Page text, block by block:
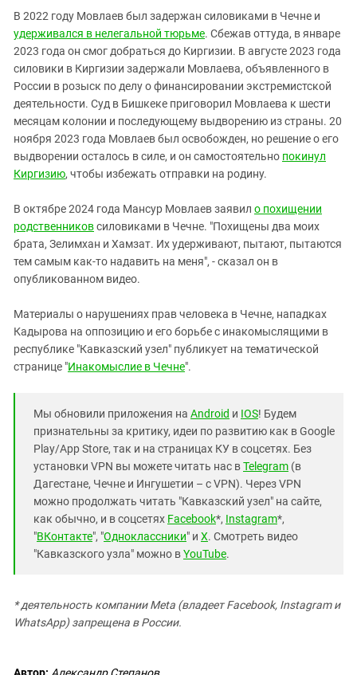
В 2022 году Мовлаев был задержан силовиками в Чечне и
удерживался в нелегальной тюрьме. Сбежав оттуда, в январе
2023 года он смог добраться до Киргизии. В августе 2023 года
силовики в Киргизии задержали Мовлаева, объявленного в
России в розыск по делу о финансировании экстремистской
деятельности. Суд в Бишкеке приговорил Мовлаева к шести
месяцам колонии и последующему выдворению из страны. 20
ноября 2023 года Мовлаев был освобожден, но решение о его
выдворении осталось в силе, и он самостоятельно покинул
Киргизию, чтобы избежать отправки на родину.
В октябре 2024 года Мансур Мовлаев заявил о похищении
родственниковсиловиками в Чечне. "Похищены два моих
брата, Зелимхан и Хамзат. Их удерживают, пытают, пытаются
тем самым как-то надавить на меня", - сказал он в
опубликованном видео.
Материалы о нарушениях прав человека в Чечне, нападках
Кадырова на оппозицию и его борьбе с инакомыслящими в
республике "Кавказский узел" публикует на тематической
странице "Инакомыслие в Чечне".
Мы обновили приложения на Android и IOS! Будем
признательны за критику, идеи по развитию как в Google
Play/App Store, так и на страницах КУ в соцсетях. Без
установки VPN вы можете читать нас вTelegram (в
Дагестане, Чечне и Ингушетии – с VPN). Через VPN
можно продолжать читать "Кавказский узел" на сайте,
как обычно, и в соцсетях Facebook*, Instagram*,
"ВКонтакте", "Одноклассники" и X. Смотреть видео
"Кавказского узла" можно вYouTube.
* деятельность компании Meta (владеет Facebook, Instagram и
WhatsApp) запрещена в России.
Автор: Александр Степанов